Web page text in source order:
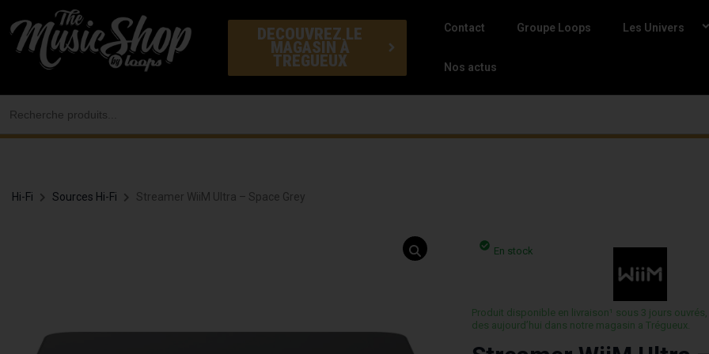
au
contenu
DECOUVREZ LE
MAGASIN À
TREGUEUX
Contact Groupe Loops Les Univers
Nos actus
Hi-Fi Sources Hi-Fi Streamer WiiM Ultra – Space Grey
En stock
Produit disponible en livraison¹ sous 3 jours ouvrés,
des aujourd’hui dans notre magasin a Trégueux.